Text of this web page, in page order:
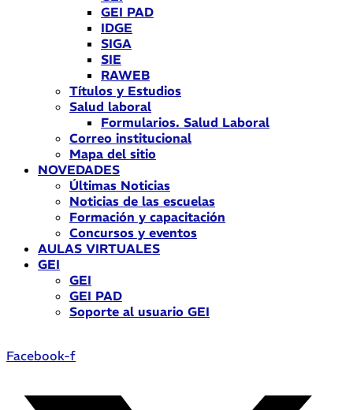
GEI PAD
IDGE
SIGA
SIE
RAWEB
Títulos y Estudios
Salud laboral
Formularios. Salud Laboral
Correo institucional
Mapa del sitio
NOVEDADES
Últimas Noticias
Noticias de las escuelas
Formación y capacitación
Concursos y eventos
AULAS VIRTUALES
GEI
GEI
GEI PAD
Soporte al usuario GEI
Facebook-f